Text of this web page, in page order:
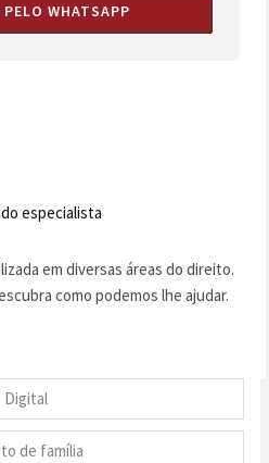
WHATSAPP
especialista
em diversas áreas do direito.
como podemos lhe ajudar.
Digital
de família